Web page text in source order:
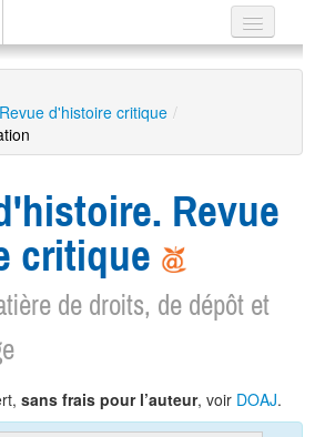
d'histoire critique /
Revue
critique
de droits, de dépôt et
sans frais pour l’auteur, voir DOAJ.